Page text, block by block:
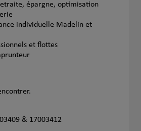
épargne, optimisation
individuelle Madelin et
et flottes
& 17003412